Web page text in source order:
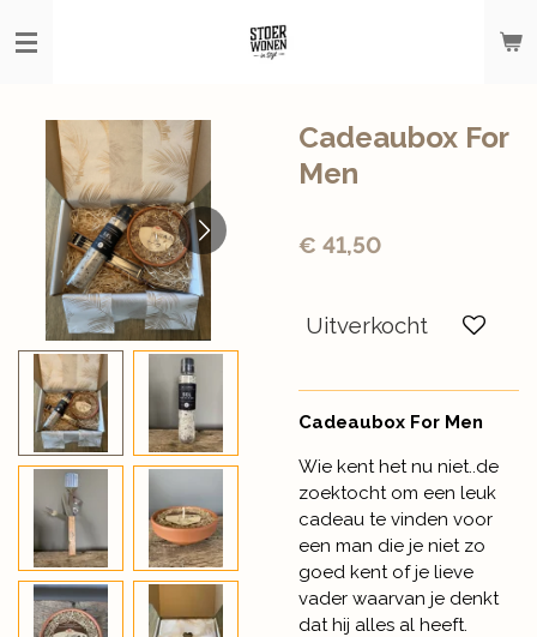
direct
hoofdinhoud
Cadeaubox For
Men
€ 41,50
Uitverkocht
Cadeaubox For Men
Wie kent het nu niet..de
zoektocht om een leuk
cadeau te vinden voor
een man die je niet zo
goed kent of je lieve
vader waarvan je denkt
dat hij alles al heeft.